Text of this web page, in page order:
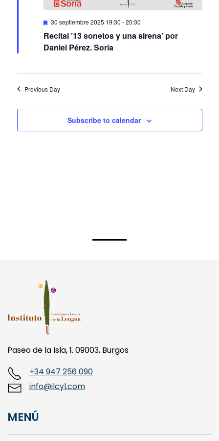
Featured
30 septiembre 2025 19:30 -20:30
Recital ’13 sonetos y una sirena’ por
Daniel Pérez. Soria
Previous Day Next Day
Subscribe to calendar
Paseo de la Isla, 1. 09003, Burgos
+34 947 256 090
info@ilcyl.com
MENÚ